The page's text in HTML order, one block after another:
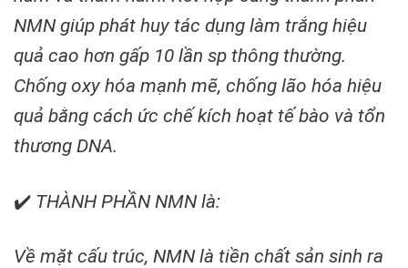
NMN giúp phát huy tác dụng làm trắng hiệu
quả cao hơn gấp 10 lần sp thông thường.
Chống oxy hóa mạnh mẽ, chống lão hóa hiệu
quả bằng cách ức chế kích hoạt tế bào và tổn
thương DNA.
✔️ THÀNH PHẦN NMN là:
Về mặt cấu trúc, NMN là tiền chất sản sinh ra